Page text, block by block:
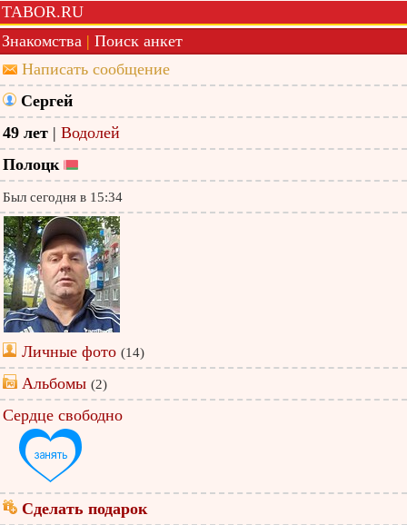
TABOR.RU
Знакомства | Поиск анкет
Написать сообщение
Сергей
49 лет | Водолей
Полоцк
Был сегодня в 15:34
Личные фото (14)
Альбомы (2)
Сердце свободно
Сделать подарок